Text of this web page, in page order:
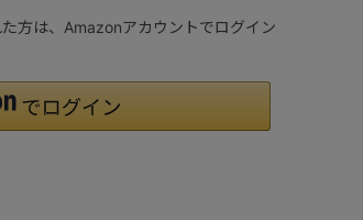
方は、Amazonアカウントでログイン